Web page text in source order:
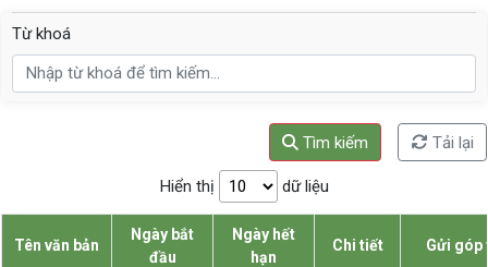
Từ khoá
Tìm kiếm Tải lại
Hiển thị dữ liệu
Tên văn bản
Ngày bắt
đầu
Ngày hết
hạn
Chi tiết Gửi góp